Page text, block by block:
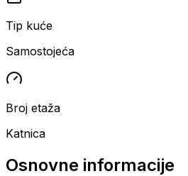
Tip kuće
Samostojeća
Broj etaža
Katnica
Osnovne informacije